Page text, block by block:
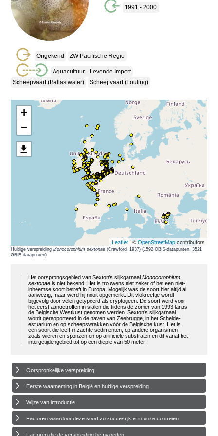
1991 - 2000
Ongekend ZW Pacifische Regio
Aquacultuur - Levende Import
Scheepvaart (ballastwater)
Scheepvaart (fouling)
+
−
Leaflet| ©OpenStreetMapcontributors
Huidige verspreidingMonocorophium sextonae (Crawford, 1937) (1592 OBIS-datapunten, 3521
GBIF-datapunten)
Het oorsprongsgebied van Sexton’s slijkgarnaalMonocorophium
sextonae is niet bekend. Het is trouwens niet zeker of het een niet-
inheemse soort betreft in Europa. Mogelijk was de soort hier altijd al
aanwezig, maar werd hij nooit opgemerkt. Dit vlokreeftje wordt
bijgevolg door velen getypeerd als cryptogeen. De soort werd voor
het eerst aangetroffen in stalen die tijdens de zomer van 1993 langs
de Belgische Westkust genomen werden. Sexton’s slijkgarnaal
wordt gerapporteerd in de haven van Zeebrugge, in het Schelde-
estuarium en op scheepswrakken vóór de Belgische kust. Het is
een soort die leeft in zachte sedimenten, op andere organismen
zoals wieren en sponzen en op artificiële substraten en dit vanaf het
intergetijdengebied tot op een diepte van 50 meter.
Oorspronkelijke verspreiding
Eerste waarneming in België en huidige verspreiding
Wijze van introductie
Factoren waardoor deze soort zo succesrijk is in onze contreien
Factoren die de verspreiding beïnvloeden